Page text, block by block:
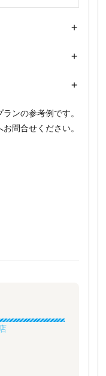
+
+
+
ンの参考例です。
問合せください。